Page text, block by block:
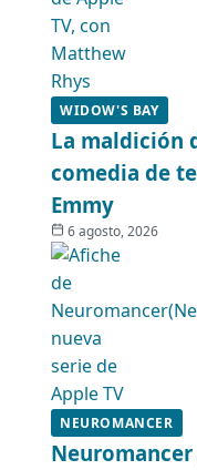
WIDOW'S BAY
La maldición
comedia de
Emmy
6 agosto, 2026
NEUROMANCER